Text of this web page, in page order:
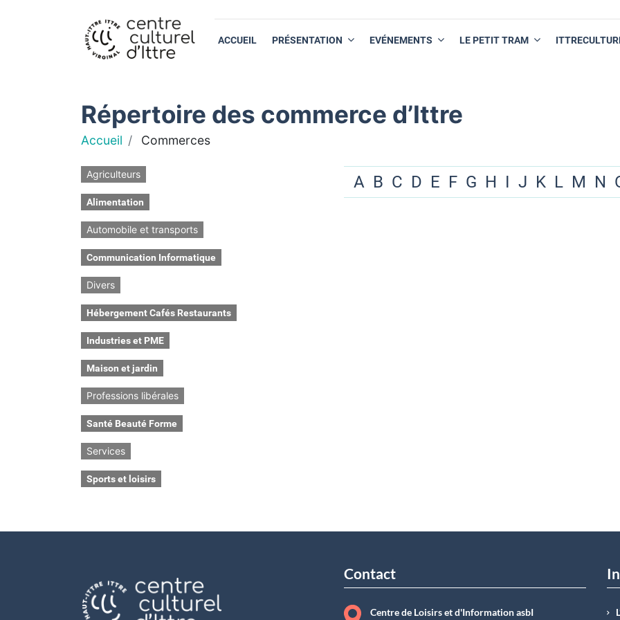
ACCUEIL PRÉSENTATION EVÉNEMENTS LE PETIT TRAM
Répertoire des commerce d’Ittre
Accueil Commerces
Agriculteurs
Alimentation
Automobile et transports
Communication Informatique
Divers
Hébergement Cafés Restaurants
Industries et PME
Maison et jardin
Professions libérales
Santé Beauté Forme
Services
Sports et loisirs
A B C D E F G H I J K L M N
Contact
Centre de Loisirs et d'Information asbI